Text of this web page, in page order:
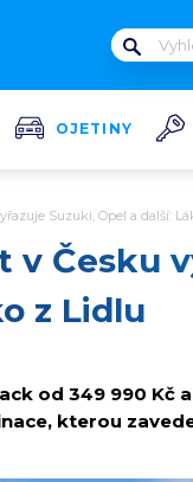
OJETINY
Suzuki, Opel a další:
v Česku
z Lidlu
od 349 990 Kč
kterou